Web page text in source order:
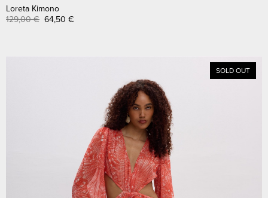
Loreta Kimono
129,00€ 64,50 €
SOLD OUT